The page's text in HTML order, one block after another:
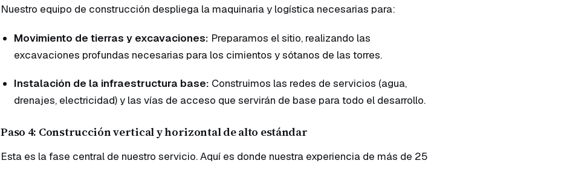
Nuestro equipo de construcción despliega la maquinaria y logística necesarias para:
Movimiento de tierras y excavaciones: Preparamos el sitio, realizando las
excavaciones profundas necesarias para los cimientos y sótanos de las torres.
Instalación de la infraestructura base: Construimos las redes de servicios (agua,
drenajes, electricidad) y las vías de acceso que servirán de base para todo el desarrollo.
Paso 4: Construcción vertical y horizontal de alto estándar
Esta es la fase central de nuestro servicio. Aquí es donde nuestra experiencia de más de 25